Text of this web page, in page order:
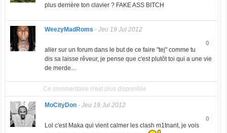
plus derrière ton clavier ? FAKE ASS BITCH
WeezyMadRoms - Jeu 19 Jul 2012
0
aller sur un forum dans le but de ce faire "tej" comme tu
dis sa laisse rêveur, je pense que c'est plutôt toi qui a une vie
de merde...
Ce commentaire n'est plus disponible
MoCityDon- Jeu 19 Jul 2012
0
Lol c'est Maka qui vient calmer les clash m1tnant, je vois